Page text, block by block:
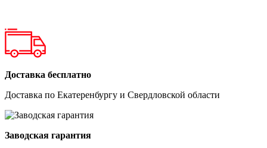
Доставка бесплатно
Доставка по Екатеренбургу и Свердловской области
Заводская гарантия